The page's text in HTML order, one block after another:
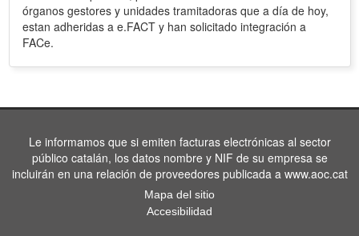
órganos gestores y unidades tramitadoras que a día de hoy,
estan adheridas a e.FACT y han solicitado integración a
FACe.
Le informamos que si emiten facturas electrónicas al sector
público catalán, los datos nombre y NIF de su empresa se
incluirán en una relación de proveedores publicada a www.aoc.cat
Mapa del sitio
Accesibilidad